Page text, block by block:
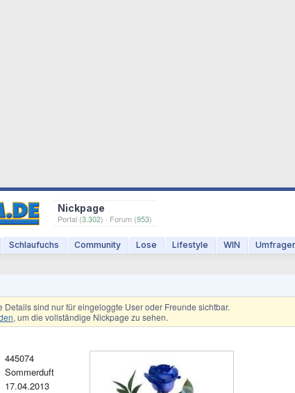
Nickpage
Portal (3.302) · Forum (953)
Schlaufuchs Community Lose Lifestyle WIN
Details sind nur für eingeloggte User oder Freunde sichtbar.
, um die vollständige Nickpage zu sehen.
445074
Sommerduft
17.04.2013